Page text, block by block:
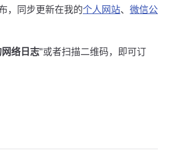
，同步更新在我的个人网站、 微信公
络日志"或者扫描二维码，即可订